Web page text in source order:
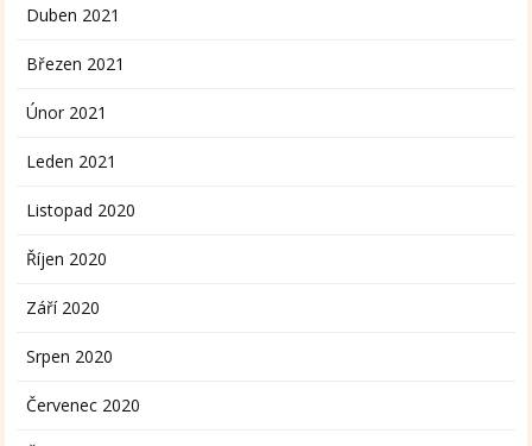
Duben 2021
Březen 2021
Únor 2021
Leden 2021
Listopad 2020
Říjen 2020
Září 2020
Srpen 2020
Červenec 2020